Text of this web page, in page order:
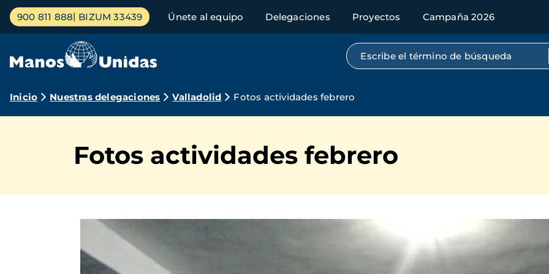
Pasar
contenido
Menú
principal
900 811 888 BIZUM 33439 Únete al equipo Delegaciones Proyectos Campaña 2026
Búsqueda por texto completo
Ruta
navegación
Inicio Nuestras delegaciones Valladolid Fotos actividades febrero
Fotos actividades febrero